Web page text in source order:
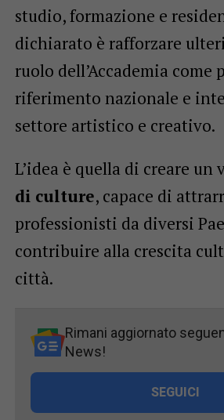
studio, formazione e
dichiarato è rafforzare
ruolo dell’Accademia come
riferimento nazionale e
settore artistico e creativo.
L’idea è quella di creare un
di culture, capace di
professionisti da diversi
contribuire alla crescita
città.
Rimani aggiornato
News!
SEGUICI